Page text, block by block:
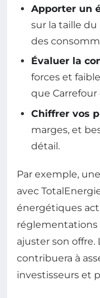
Apporter un
sur la taille
des
Évaluer la
forces et
que Carrefour
Chiffrer vos
marges, et
détail.
Par exemple,
avec
énergétiques
ajuster son offre.
contribuera à
investisseurs et